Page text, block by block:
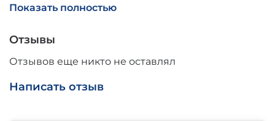
Этот уникальный прибор 2-в-1 сочетает функции
равномерный поток воздуха и бережное тепло, а
температуру от корней до кончиков. Режим
Показать полностью
Отзывы
Отзывов еще никто не оставлял
Написать отзыв